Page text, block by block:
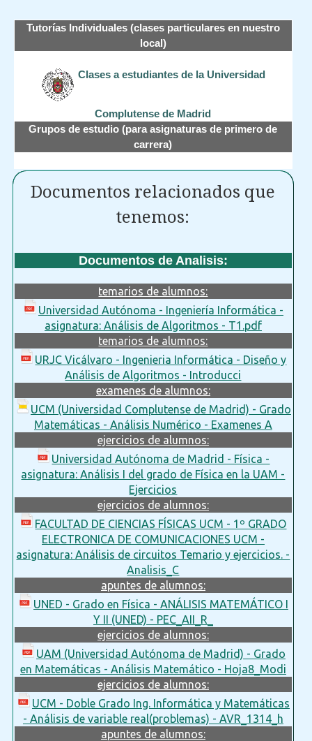
Tutorías Individuales (clases particulares en nuestro
local)
Clases a estudiantes de la Universidad
Complutense de Madrid
Grupos de estudio (para asignaturas de primero de
carrera)
Documentos relacionados que
tenemos:
Documentos de Analisis:
temarios de alumnos:
Universidad Autónoma - Ingeniería Informática -
asignatura: Análisis de Algoritmos - T1.pdf
temarios de alumnos:
URJC Vicálvaro - Ingenieria Informática - Diseño y
Análisis de Algoritmos - Introducci
examenes de alumnos:
UCM (Universidad Complutense de Madrid) - Grado
Matemáticas - Análisis Numérico - Examenes A
ejercicios de alumnos:
Universidad Autónoma de Madrid - Física -
asignatura: Análisis I del grado de Física en la UAM -
Ejercicios
ejercicios de alumnos:
FACULTAD DE CIENCIAS FÍSICAS UCM - 1º GRADO
ELECTRONICA DE COMUNICACIONES UCM -
asignatura: Análisis de circuitos Temario y ejercicios. -
Analisis_C
apuntes de alumnos:
UNED - Grado en Física - ANÁLISIS MATEMÁTICO I
Y II (UNED) - PEC_AII_R_
ejercicios de alumnos:
UAM (Universidad Autónoma de Madrid) - Grado
en Matemáticas - Análisis Matemático - Hoja8_Modi
ejercicios de alumnos:
UCM - Doble Grado Ing. Informática y Matemáticas
- Análisis de variable real(problemas) - AVR_1314_h
apuntes de alumnos: